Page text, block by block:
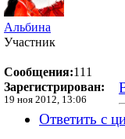
Альбина
Участник
Сообщения:111
Зарегистрирован:
19 ноя 2012, 13:06
Ответить с